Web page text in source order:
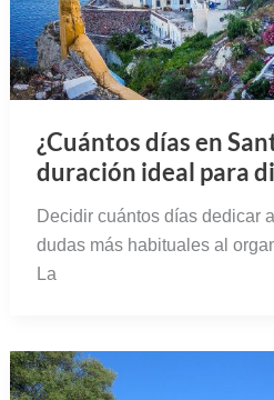
¿Cuántos días en
duración ideal para
Decidir cuántos días dedicar
dudas más habituales al
La